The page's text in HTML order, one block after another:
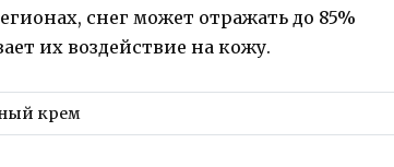
снег может отражать до 85%
их воздействие на кожу.
крем